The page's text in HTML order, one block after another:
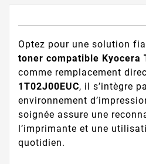
Optez pour une solution
toner compatible Kyocera
comme remplacement
1T02J00EUC, il s’intègre
environnement
soignée assure une
l’imprimante et une
quotidien.